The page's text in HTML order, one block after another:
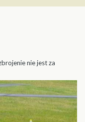
nie jest za